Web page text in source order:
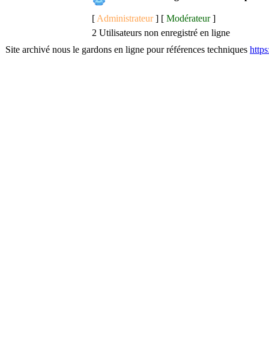
[ Administrateur] [ Modérateur]
2 Utilisateurs non enregistré en ligne
Site archivé nous le gardons en ligne pour références techniques